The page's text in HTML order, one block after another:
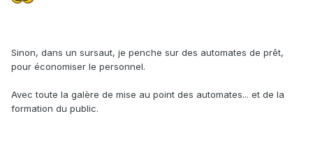
Sinon, dans un sursaut, je penche sur des automates de prêt,
pour économiser le personnel.
Avec toute la galère de mise au point des automates... et de la
formation du public.